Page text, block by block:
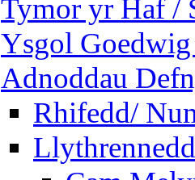
Tymor yr Haf /
Ysgol
Adnoddau
Rhifedd/